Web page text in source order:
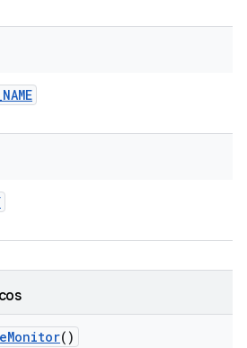
NAME
Monitor()